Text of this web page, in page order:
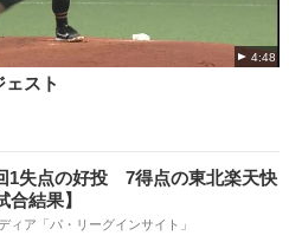
4:48
スト
1失点の好投 7得点の東北楽天快
合結果】
ィア「パ・リーグインサイト」